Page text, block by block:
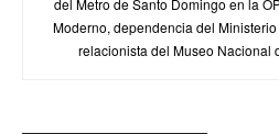
del Metro de Santo Domingo en la
Moderno, dependencia del
relacionista del Museo Nacional